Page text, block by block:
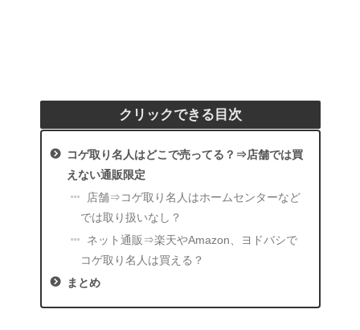
クリックできる目次
コゲ取り名人はどこで売ってる？⇒店舗では買
えない通販限定
店舗⇒コゲ取り名人はホームセンターなど
では取り扱いなし？
ネット通販⇒楽天やAmazon、ヨドバシで
コゲ取り名人は買える？
まとめ